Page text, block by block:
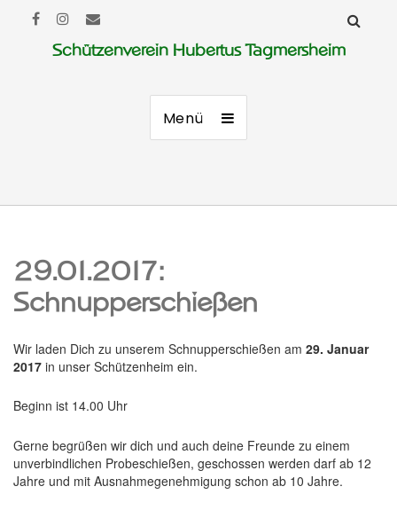
Schützenverein Hubertus Tagmersheim
Menü
29.01.2017:
Schnupperschießen
Wir laden Dich zu unserem Schnupperschießen am 29. Januar
2017 in unser Schützenheim ein.
Beginn ist 14.00 Uhr
Gerne begrüßen wir dich und auch deine Freunde zu einem
unverbindlichen Probeschießen, geschossen werden darf ab 12
Jahre und mit Ausnahmegenehmigung schon ab 10 Jahre.